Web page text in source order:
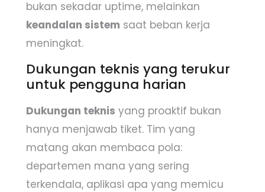
bukan sekadar uptime, melainkan
keandalan sistem saat beban kerja
meningkat.
Dukungan teknis yang terukur
untuk pengguna harian
Dukungan teknis yang proaktif bukan
hanya menjawab tiket. Tim yang
matang akan membaca pola:
departemen mana yang sering
terkendala, aplikasi apa yang memicu